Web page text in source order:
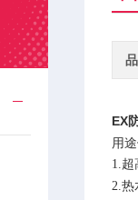
EX
用
1.
2.热